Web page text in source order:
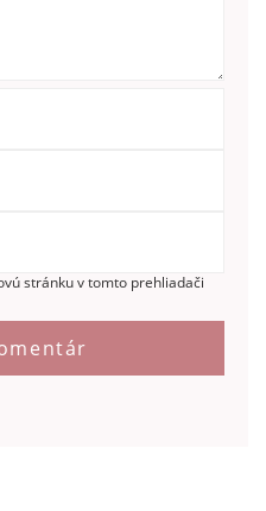
stránku v tomto prehliadači